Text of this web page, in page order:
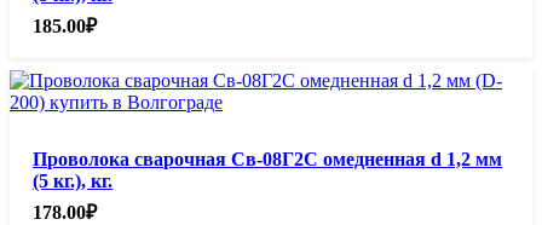
185.00₽
Проволока сварочная Св-08Г2С омедненная d 1,2 мм
(5 кг.), кг.
178.00₽